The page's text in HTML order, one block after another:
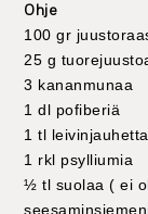
Ohje
100 gr
25 g
3 kananmunaa
1 dl pofiberiä
1 tl leivinjauhetta
1 rkl psylliumia
½ tl suolaa ( ei